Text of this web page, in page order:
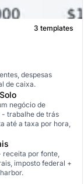
3 templates
despesas
de caixa.
negócio de
- trabalhe de trás
até a taxa por hora,
receita por fonte,
imposto federal +